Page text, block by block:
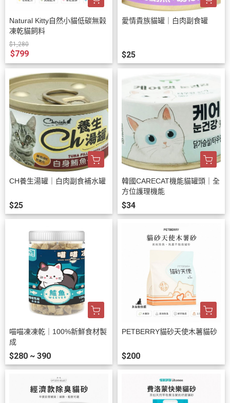
Natural Kitty自然小貓低碳無榖
凍乾貓飼料
$1,280
$799
愛情貴族貓罐｜白肉副食罐
$25
CH養生湯罐｜白肉副食補水罐
$25
韓國CARECAT機能貓罐頭｜全
方位護理機能
$34
喵喵凍凍乾｜100%新鮮食材製
成
$280 ~ 390
PETBERRY貓砂天使木薯貓砂
$200